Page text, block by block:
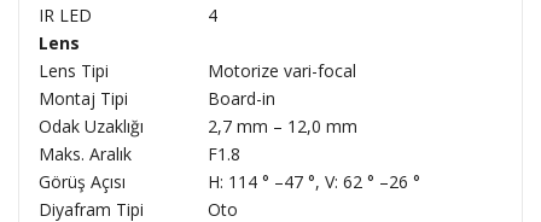
IR LED
4
Lens
Lens Tipi
Motorize vari-focal
Montaj Tipi
Board-in
Odak Uzaklığı
2,7 mm – 12,0 mm
Maks. Aralık
F1.8
Görüş Açısı
H: 114 ° –47 °, V: 62 ° –26 °
Diyafram Tipi
Oto